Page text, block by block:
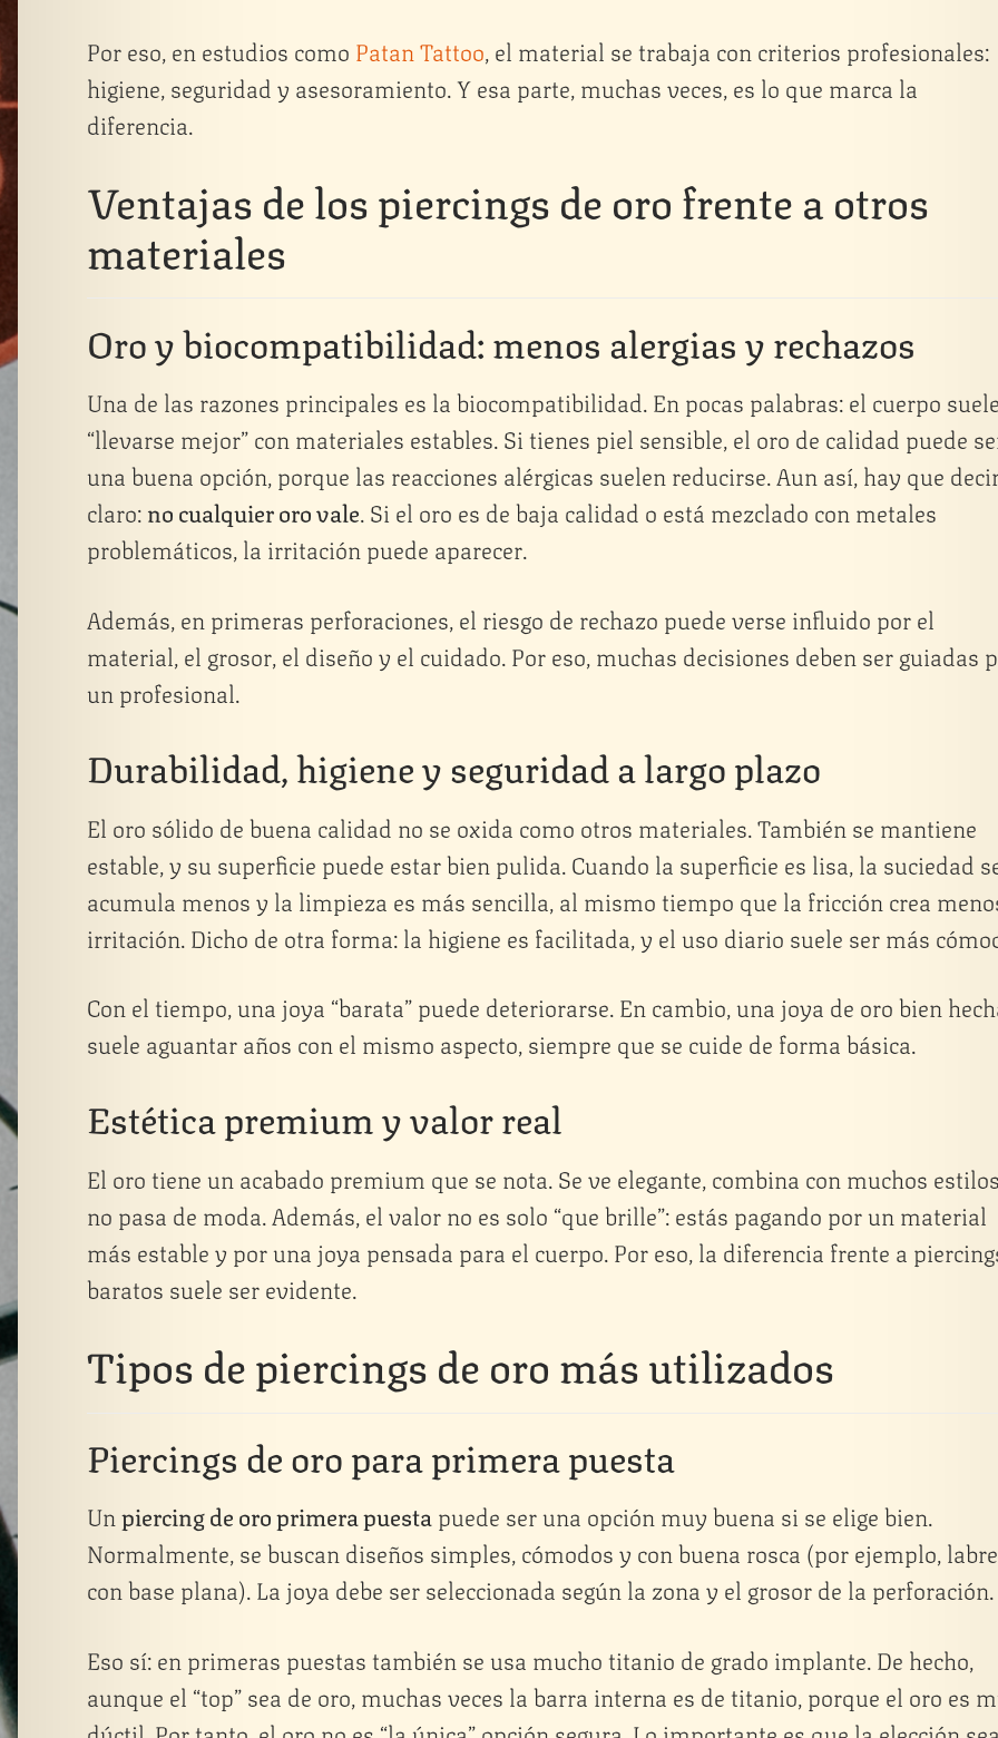
Por eso, en estudios como Patan Tattoo, el material se trabaja con criterios profesionales:
higiene, seguridad y asesoramiento. Y esa parte, muchas veces, es lo que marca la
diferencia.
Ventajas de los piercings de oro frente a otros
materiales
Oro y biocompatibilidad: menos alergias y rechazos
Una de las razones principales es la biocompatibilidad. En pocas palabras: el cuerpo
“llevarse mejor” con materiales estables. Si tienes piel sensible, el oro de calidad puede
una buena opción, porque las reacciones alérgicas suelen reducirse. Aun así, hay que
claro:no cualquier oro vale. Si el oro es de baja calidad o está mezclado con metales
problemáticos, la irritación puede aparecer.
Además, en primeras perforaciones, el riesgo de rechazo puede verse influido por el
material, el grosor, el diseño y el cuidado. Por eso, muchas decisiones deben ser guiadas
un profesional.
Durabilidad, higiene y seguridad a largo plazo
El oro sólido de buena calidad no se oxida como otros materiales. También se mantiene
estable, y su superficie puede estar bien pulida. Cuando la superficie es lisa, la suciedad
acumula menos y la limpieza es más sencilla, al mismo tiempo que la fricción crea
irritación. Dicho de otra forma: la higiene es facilitada, y el uso diario suele ser más
Con el tiempo, una joya “barata” puede deteriorarse. En cambio, una joya de oro bien
suele aguantar años con el mismo aspecto, siempre que se cuide de forma básica.
Estética premium y valor real
El oro tiene un acabado premium que se nota. Se ve elegante, combina con muchos
no pasa de moda. Además, el valor no es solo “que brille”: estás pagando por un material
más estable y por una joya pensada para el cuerpo. Por eso, la diferencia frente a
baratos suele ser evidente.
Tipos de piercings de oro más utilizados
Piercings de oro para primera puesta
Unpiercing de oro primera puestapuede ser una opción muy buena si se elige bien.
Normalmente, se buscan diseños simples, cómodos y con buena rosca (por ejemplo,
con base plana). La joya debe ser seleccionada según la zona y el grosor de la perforación.
Eso sí: en primeras puestas también se usa mucho titanio de grado implante. De hecho,
aunque el “top” sea de oro, muchas veces la barra interna es de titanio, porque el oro es